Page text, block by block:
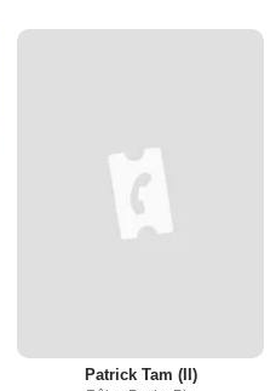
Patrick Tam (II)